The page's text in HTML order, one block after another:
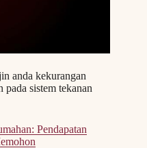
anda kekurangan
pada sistem tekanan
Pendapatan